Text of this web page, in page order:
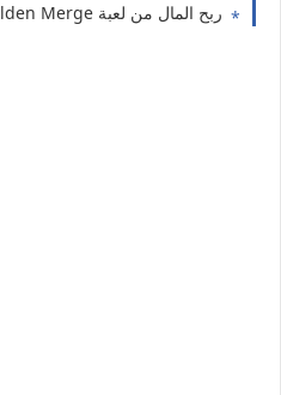
ربح المال من لعبة Golden Merge والسحب على فودافون كاش ،اورنج كاش،اتصالات كاش